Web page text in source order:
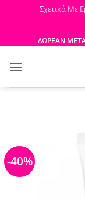
Μετάβαση
περιεχόμενο
Σχετικά Με
ΔΩΡΕΑΝ
-40%